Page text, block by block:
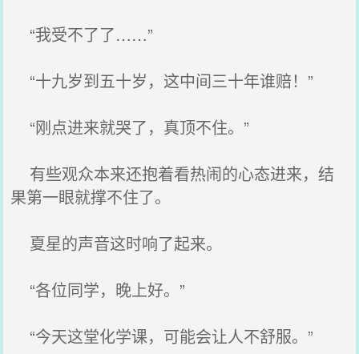
“我受不了了……”
“十九岁到五十岁，这中间三十年谁赔！”
“刚点进来就哭了，真顶不住。”
有些观众本来还抱着看热闹的心态进来，结
果第一眼就撑不住了。
夏星的声音这时响了起来。
“各位同学，晚上好。”
“今天这堂化学课，可能会让人不舒服。”